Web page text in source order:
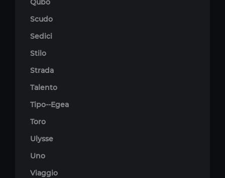
Qubo
Scudo
Sedici
Stilo
Strada
Talento
Tipo--Egea
Toro
Ulysse
Uno
Viaggio